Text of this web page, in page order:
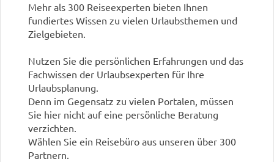
Mehr als 300 Reiseexperten bieten Ihnen
fundiertes Wissen zu vielen Urlaubsthemen und
Zielgebieten.
Nutzen Sie die persönlichen Erfahrungen und das
Fachwissen der Urlaubsexperten für Ihre
Urlaubsplanung.
Denn im Gegensatz zu vielen Portalen, müssen
Sie hier nicht auf eine persönliche Beratung
verzichten.
Wählen Sie ein Reisebüro aus unseren über 300
Partnern.